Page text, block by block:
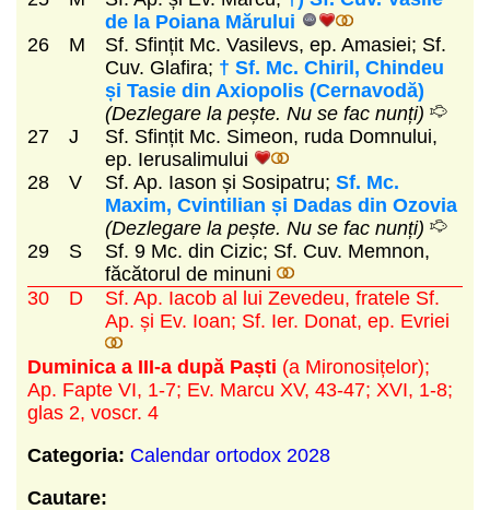
de la Poiana Mărului
26
M
Sf. Sfințit Mc. Vasilevs, ep. Amasiei; Sf.
Cuv. Glafira; † Sf. Mc. Chiril, Chindeu
și Tasie din Axiopolis (Cernavodă)
(Dezlegare la pește. Nu se fac nunți)
27
J
Sf. Sfințit Mc. Simeon, ruda Domnului,
ep. Ierusalimului
28
V Sf. Ap. Iason și Sosipatru; Sf. Mc.
Maxim, Cvintilian și Dadas din Ozovia
(Dezlegare la pește. Nu se fac nunți)
29
S
Sf. 9 Mc. din Cizic; Sf. Cuv. Memnon,
făcătorul de minuni
30
D
Sf. Ap. Iacob al lui Zevedeu, fratele Sf.
Ap. și Ev. Ioan; Sf. Ier. Donat, ep. Evriei
Duminica a III-a după Paști (a Mironosițelor);
Ap. Fapte VI, 1-7; Ev. Marcu XV, 43-47; XVI, 1-8;
glas 2, voscr. 4
Categoria: Calendar ortodox 2028
Cautare: